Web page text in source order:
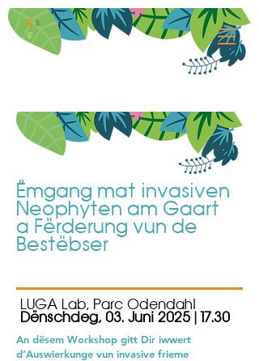
B &
B
Ëmgang mat invasiven
Neophyten am Gaart
a Fërderung vun de
Bestëbser
LUGA Lab, Parc Odendahl
Dënschdeg, 03. Juni 2025 | 17.30
An dësem Workshop gitt Dir iwwert
d’Auswierkunge vun invasive frieme